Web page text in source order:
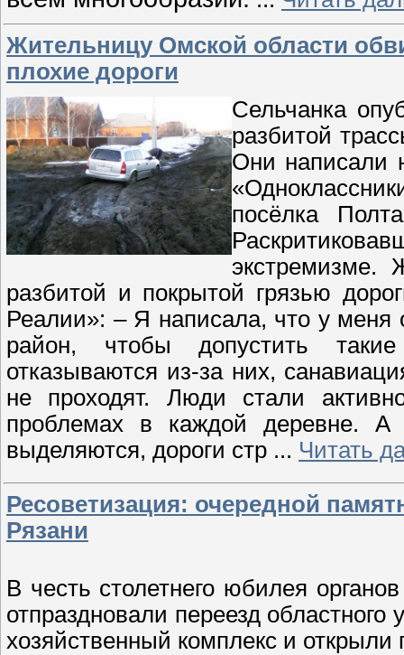
Жительницу Омской области
плохие дороги
Сельчанка
разбитой
Они написали
посёлка
экстремизме.
разбитой и покрытой грязью
Реалии»: – Я написала, что у меня
район, чтобы допустить
отказываются из-за них,
не проходят. Люди стали
проблемах в каждой деревне. А
выделяются, дороги стр ... Читать
Ресоветизация: очередной
Рязани
В честь столетнего юбилея
отпраздновали переезд
хозяйственный комплекс и